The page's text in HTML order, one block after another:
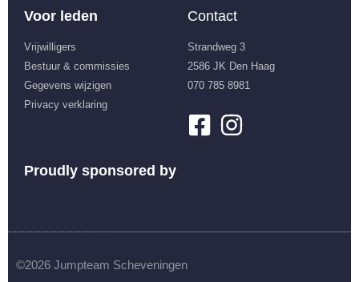
Voor leden
Vrijwilligers
Bestuur & commissies
Gegevens wijzigen
Privacy verklaring
Contact
Strandweg 3
2586 JK Den Haag
070 785 8981
Proudly sponsored by
©2026 Jumpteam Scheveningen